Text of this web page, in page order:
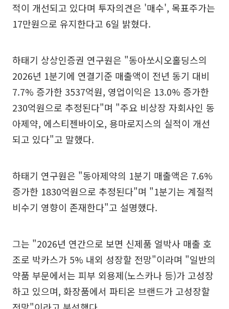
적이 개선되고 있다며 투자의견은 '매수', 목표주가는
17만원으로 유지한다고 6일 밝혔다.
하태기 상상인증권 연구원은 "동아쏘시오홀딩스의
2026년 1분기에 연결기준 매출액이 전년 동기 대비
7.7% 증가한 3537억원, 영업이익은 13.0% 증가한
230억원으로 추정된다"며 "주요 비상장 자회사인 동
아제약, 에스티젠바이오, 용마로지스의 실적이 개선
되고 있다"고 말했다.
하태기 연구원은 "동아제약의 1분기 매출액은 7.6%
증가한 1830억원으로 추정된다"며 "1분기는 계절적
비수기 영향이 존재한다"고 설명했다.
그는 "2026년 연간으로 보면 신제품 얼박사 매출 호
조로 박카스가 5% 내외 성장할 전망"이라며 "일반의
약품 부문에서는 피부 외용제(노스카나 등)가 고성장
하고 있으며, 화장품에서 파티온 브랜드가 고성장할